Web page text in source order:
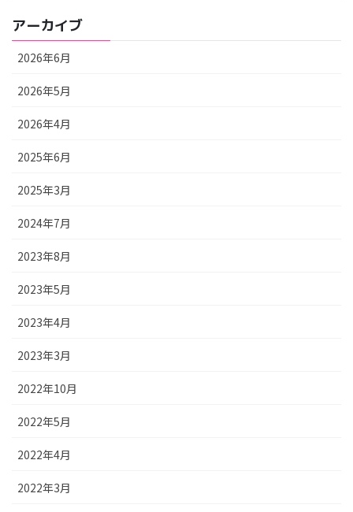
アーカイブ
2026年6月
2026年5月
2026年4月
2025年6月
2025年3月
2024年7月
2023年8月
2023年5月
2023年4月
2023年3月
2022年10月
2022年5月
2022年4月
2022年3月